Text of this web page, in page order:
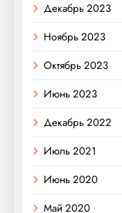
Декабрь 2023
Ноябрь 2023
Октябрь 2023
Июнь 2023
Декабрь 2022
Июль 2021
Июнь 2020
Май 2020